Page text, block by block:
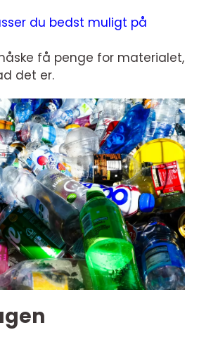
du bedst muligt på
få penge for materialet,
det er.